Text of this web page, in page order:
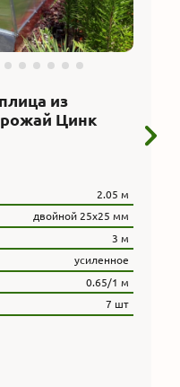
из
Цинк
2.05 м
двойной 25х25 мм
3 м
усиленное
0.65/1 м
7 шт